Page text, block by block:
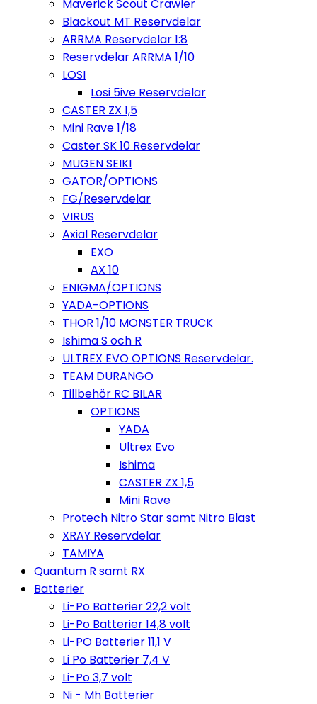
Maverick Scout Crawler
Blackout MT Reservdelar
ARRMA Reservdelar 1:8
Reservdelar ARRMA 1/10
LOSI
Losi 5ive Reservdelar
CASTER ZX 1,5
Mini Rave 1/18
Caster SK 10 Reservdelar
MUGEN SEIKI
GATOR/OPTIONS
FG/Reservdelar
VIRUS
Axial Reservdelar
EXO
AX 10
ENIGMA/OPTIONS
YADA-OPTIONS
THOR 1/10 MONSTER TRUCK
Ishima S och R
ULTREX EVO OPTIONS Reservdelar.
TEAM DURANGO
Tillbehör RC BILAR
OPTIONS
YADA
Ultrex Evo
Ishima
CASTER ZX 1,5
Mini Rave
Protech Nitro Star samt Nitro Blast
XRAY Reservdelar
TAMIYA
Quantum R samt RX
Batterier
Li-Po Batterier 22,2 volt
Li-Po Batterier 14,8 volt
Li-PO Batterier 11,1 V
Li Po Batterier 7,4 V
Li-Po 3,7 volt
Ni - Mh Batterier